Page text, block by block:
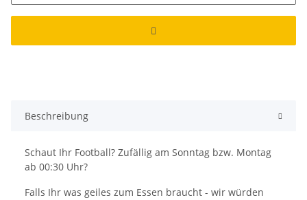
Beschreibung
Schaut Ihr Football? Zufällig am Sonntag bzw. Montag
ab 00:30 Uhr?
Falls Ihr was geiles zum Essen braucht - wir würden